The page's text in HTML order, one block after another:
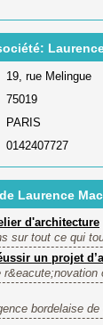
19, rue Melingue
75019
PARIS
0142407727
Laurence
d'architecture
sur tout ce qui
un projet
bordelaise